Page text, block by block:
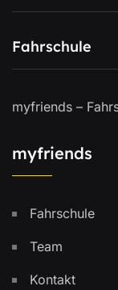
Fahrschule
myfriends –
myfriends
Fahrschule
Team
Kontakt